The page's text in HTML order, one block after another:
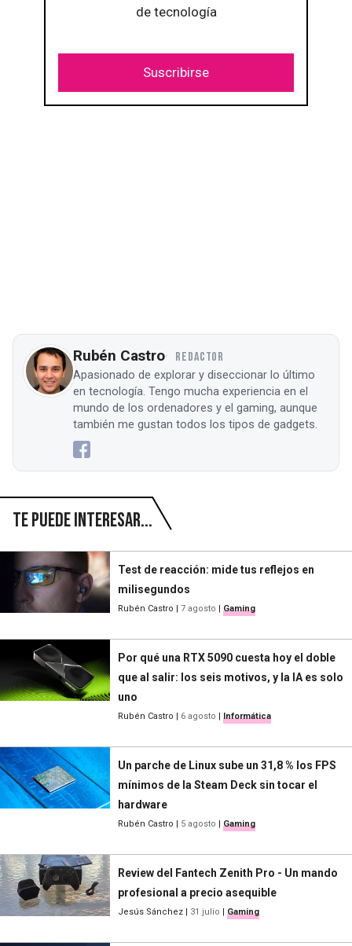
de tecnología
Suscribirse
Rubén Castro REDACTOR
Apasionado de explorar y diseccionar lo último
en tecnología. Tengo mucha experiencia en el
mundo de los ordenadores y el gaming, aunque
también me gustan todos los tipos de gadgets.
Te puede interesar...
Test de reacción: mide tus reflejos en
milisegundos
Rubén Castro | 7 agosto | Gaming
Por qué una RTX 5090 cuesta hoy el doble
que al salir: los seis motivos, y la IA es solo
uno
Rubén Castro | 6 agosto | Informática
Un parche de Linux sube un 31,8 % los FPS
mínimos de la Steam Deck sin tocar el
hardware
Rubén Castro | 5 agosto | Gaming
Review del Fantech Zenith Pro - Un mando
profesional a precio asequible
Jesús Sánchez | 31 julio | Gaming